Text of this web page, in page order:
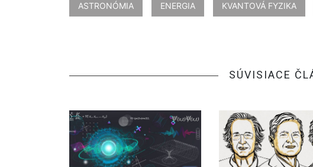
ASTRONÓMIA ENERGIA KVANTOVÁ FYZIKA
SÚVISIACE